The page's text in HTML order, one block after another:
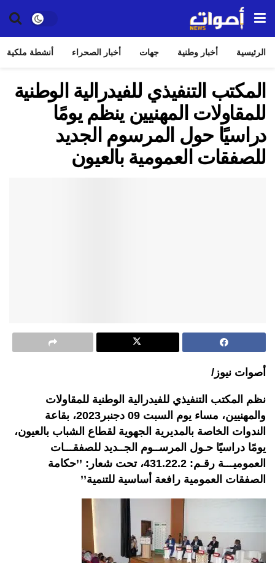
الرئيسية أخبار وطنية جهات أخبار الصحراء أنشطة ملكية
المكتب التنفيذي للفيدرالية الوطنية
للمقاولات المهنيين ينظم يومًا
دراسيًا حول المرسوم الجديد
للصفقات العمومية بالعيون
أصوات نيوز/
نظم المكتب التنفيذي للفيدرالية الوطنية للمقاولات
والمهنيين، مساء يوم السبت 09 دجنبر2023، بقاعة
الندوات الخاصة بالمديرية الجهوية لقطاع الشباب بالعيون،
يومًا دراسيًا حـول المرســوم الجــديد للصفقـــات
العموميـــة رقـم: 431.22.2، تحت شعار: ’’حكامة
الصفقات العمومية رافعة أساسية للتنمية’’